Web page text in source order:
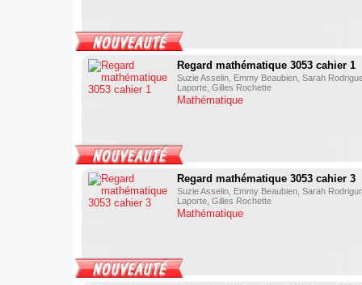
Regard mathématique 3053 cahier 1
Suzie Asselin, Emmy Beaubien, Sarah
Laporte, Gilles Rochette
Mathématique
Regard mathématique 3053 cahier 3
Suzie Asselin, Emmy Beaubien, Sarah
Laporte, Gilles Rochette
Mathématique